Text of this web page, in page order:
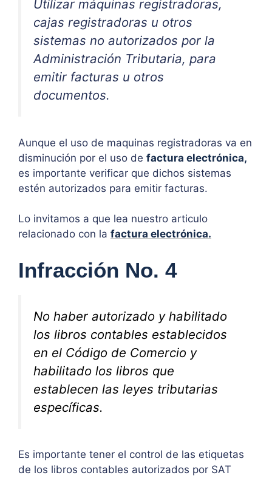
Utilizar máquinas registradoras,
cajas registradoras u otros
sistemas no autorizados por la
Administración Tributaria, para
emitir facturas u otros
documentos.
Aunque el uso de maquinas registradoras va en
disminución por el uso de factura electrónica,
es importante verificar que dichos sistemas
estén autorizados para emitir facturas.
Lo invitamos a que lea nuestro articulo
relacionado con la factura electrónica.
Infracción No. 4
No haber autorizado y habilitado
los libros contables establecidos
en el Código de Comercio y
habilitado los libros que
establecen las leyes tributarias
específicas.
Es importante tener el control de las etiquetas
de los libros contables autorizados por SAT